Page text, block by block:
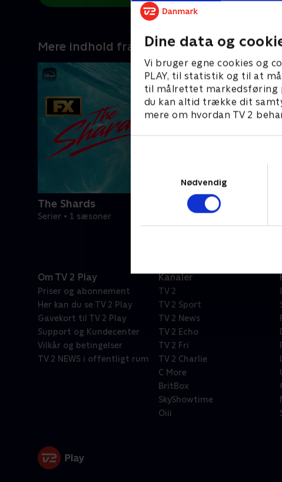
Dine data og
Vi bruger egne cookies og
PLAY, til statistik og til at
til målrettet markedsføring
du kan altid trække dit
mere om hvordan TV 2
Nødvendig
Mere indhold fra Disney+
The Shards
Serier • 1 sæsoner
Om TV 2 Play
Priser og abonnement
Her kan du se TV 2 Play
Gavekort til TV 2 Play
Support og Kundecenter
Vilkår og betingelser
TV 2 NEWS i offentligt rum
Kanaler
TV 2
TV 2 Sport
TV 2 News
TV 2 Echo
TV 2 Fri
TV 2 Charlie
C More
BritBox
SkyShowtime
Oiii